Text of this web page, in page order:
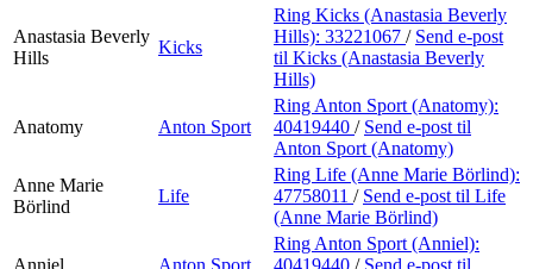
Anastasia Beverly
Hills
Kicks
Ring Kicks (Anastasia Beverly
Hills): 33221067 / Send e-post
til Kicks (Anastasia Beverly
Hills)
Anatomy Anton Sport
Ring Anton Sport (Anatomy):
40419440 / Send e-post til
Anton Sport (Anatomy)
Anne Marie
Börlind
Life
Ring Life (Anne Marie Börlind):
47758011 / Send e-post til Life
(Anne Marie Börlind)
Anniel Anton Sport
Ring Anton Sport (Anniel):
40419440 / Send e-post til